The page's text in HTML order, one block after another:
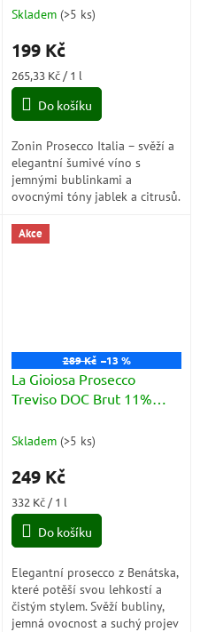
Skladem (>5 ks)
199 Kč
Měrná
cena:
265,33 Kč / 1 l
Do košíku
Zonin Prosecco Italia – svěží a
elegantní šumivé víno s
jemnými bublinkami a
ovocnými tóny jablek a citrusů.
lehkým pokrmům.
Akce
289 Kč –13 %
La Gioiosa Prosecco
Treviso DOC Brut 11%
Skladem (>5 ks)
249 Kč
Měrná
cena:
332 Kč / 1 l
Do košíku
Elegantní prosecco z Benátska,
které potěší svou lehkostí a
čistým stylem. Svěží bubliny,
jemná ovocnost a suchý projev